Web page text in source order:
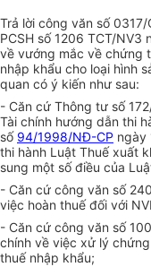
Trả lời công văn số
PCSH số 1206 TCT/
về vướng mắc về chứng
nhập khẩu cho loại hình
quan có ý kiến như sau:
- Căn cứ Thông tư số
Tài chính hướng dẫn thi
số 94/1998/NĐ-CP ngày
thi hành Luật Thuế xuất
sung một số điều của
- Căn cứ công văn số
việc hoàn thuế đối với
- Căn cứ công văn số
chính về việc xử lý
thuế nhập khẩu;